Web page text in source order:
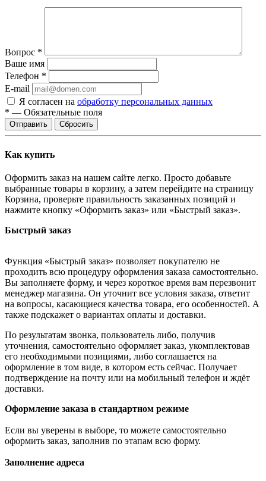
Вопрос *
Ваше имя
Телефон *
E-mail
Я согласен на обработку персональных данных
* — Обязательные поля
Отправить Сбросить
Как купить
Оформить заказ на нашем сайте легко. Просто добавьте
выбранные товары в корзину, а затем перейдите на страницу
Корзина, проверьте правильность заказанных позиций и
нажмите кнопку «Оформить заказ» или «Быстрый заказ».
Быстрый заказ
Функция «Быстрый заказ» позволяет покупателю не
проходить всю процедуру оформления заказа самостоятельно.
Вы заполняете форму, и через короткое время вам перезвонит
менеджер магазина. Он уточнит все условия заказа, ответит
на вопросы, касающиеся качества товара, его особенностей. А
также подскажет о вариантах оплаты и доставки.
По результатам звонка, пользователь либо, получив
уточнения, самостоятельно оформляет заказ, укомплектовав
его необходимыми позициями, либо соглашается на
оформление в том виде, в котором есть сейчас. Получает
подтверждение на почту или на мобильный телефон и ждёт
доставки.
Оформление заказа в стандартном режиме
Если вы уверены в выборе, то можете самостоятельно
оформить заказ, заполнив по этапам всю форму.
Заполнение адреса